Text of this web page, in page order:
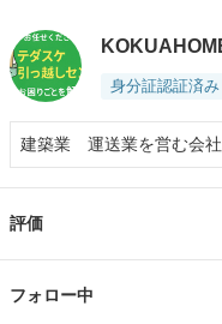
身分証認証済み
建築業 運送業を営む会社
評価
フォロー中